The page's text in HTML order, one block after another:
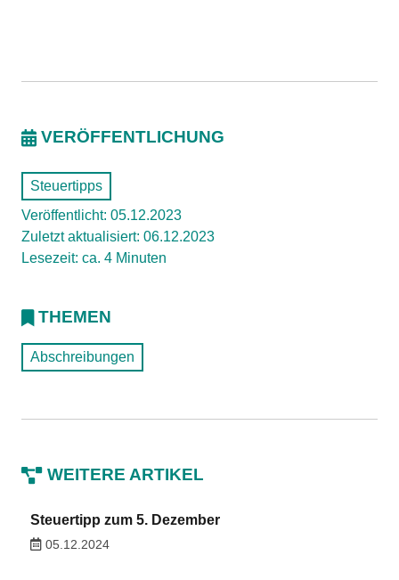
VERÖFFENTLICHUNG
Steuertipps
Veröffentlicht: 05.12.2023
Zuletzt aktualisiert: 06.12.2023
Lesezeit: ca. 4 Minuten
THEMEN
Abschreibungen
WEITERE ARTIKEL
Steuertipp zum 5. Dezember
05.12.2024